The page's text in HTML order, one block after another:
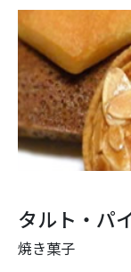
タルト・パ
焼き菓子